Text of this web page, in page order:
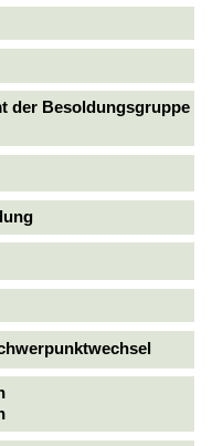
der Besoldungsgruppe